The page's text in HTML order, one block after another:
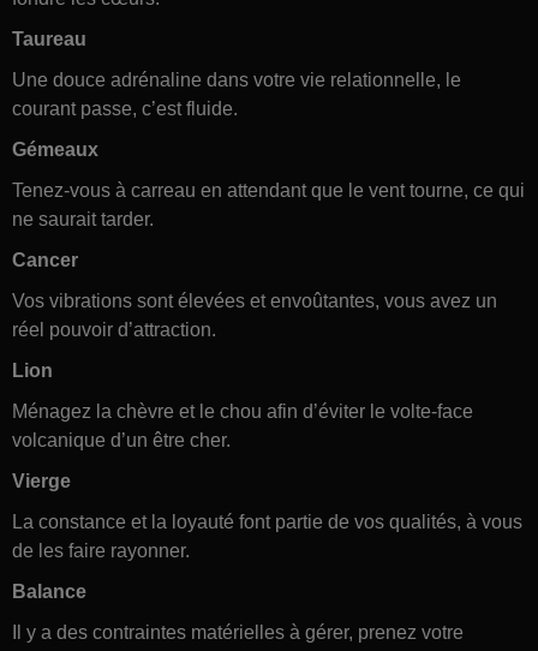
Taureau
Une douce adrénaline dans votre vie relationnelle, le
courant passe, c’est fluide.
Gémeaux
Tenez-vous à carreau en attendant que le vent tourne, ce qui
ne saurait tarder.
Cancer
Vos vibrations sont élevées et envoûtantes, vous avez un
réel pouvoir d’attraction.
Lion
Ménagez la chèvre et le chou afin d’éviter le volte-face
volcanique d’un être cher.
Vierge
La constance et la loyauté font partie de vos qualités, à vous
de les faire rayonner.
Balance
Il y a des contraintes matérielles à gérer, prenez votre